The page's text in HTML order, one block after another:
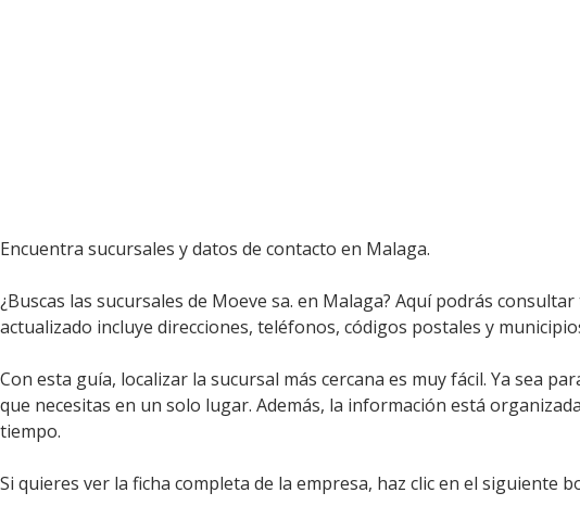
Encuentra sucursales y datos de contacto en Malaga.
¿Buscas las sucursales de Moeve sa. en Malaga? Aquí podrás
actualizado incluye direcciones, teléfonos, códigos postales y
Con esta guía, localizar la sucursal más cercana es muy fácil. Ya sea
que necesitas en un solo lugar. Además, la información está
tiempo.
Si quieres ver la ficha completa de la empresa, haz clic en el siguiente